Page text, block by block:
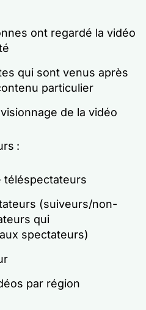
ont regardé la vidéo
qui sont venus après
particulier
de la vidéo
:
téléspectateurs
(suiveurs/non-
qui
spectateurs)
par région